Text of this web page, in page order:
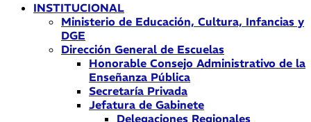
INSTITUCIONAL
Ministerio de Educación, Cultura, Infancias y
DGE
Dirección General de Escuelas
Honorable Consejo Administrativo de la
Enseñanza Pública
Secretaría Privada
Jefatura de Gabinete
Delegaciones Regionales